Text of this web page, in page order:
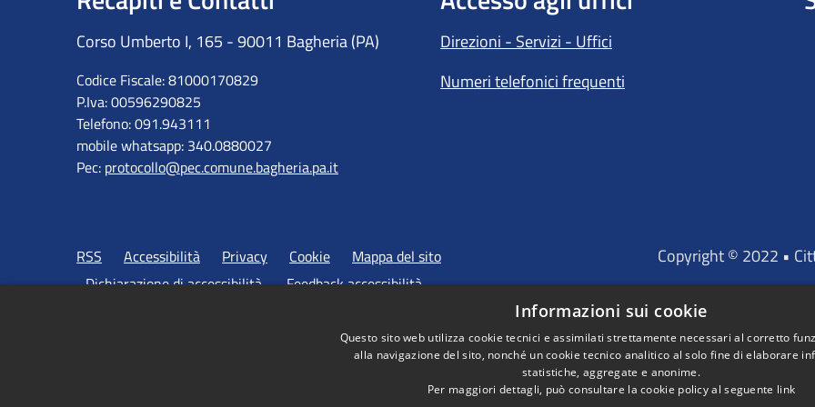
Corso Umberto I, 165 - 90011 Bagheria (PA)
Codice Fiscale: 81000170829
P.Iva: 00596290825
Telefono: 091.943111
mobile whatsapp: 340.0880027
Pec: protocollo@pec.comune.bagheria.pa.it
Direzioni - Servizi - Uffici
Numeri telefonici frequenti
RSS Accessibilità Privacy Cookie
Mappa del sito
Dichiarazione di accessibilità
Feedback accessibilità
Copyright © 2022 •
"Portale
D'INVESTIMENTO
Informazioni sui cookie
Questo sito web utilizza cookie tecnici e assimilati strettamente necessari al corretto
alla navigazione del sito, nonché un cookie tecnico analitico al solo fine di elaborare
statistiche, aggregate e anonime.
Per maggiori dettagli, può consultare la cookie policy al seguente link